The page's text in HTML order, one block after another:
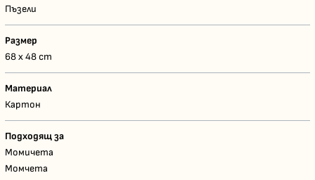
Пъзели
Размер
68 x 48 cm
Материал
Картон
Подходящ за
Момичета
Момчета